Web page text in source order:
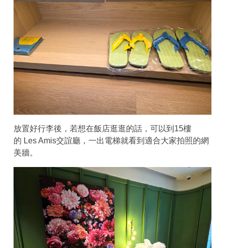
放置好行李後，若想在飯店逛逛的話，可以到15樓
的 Les Amis交誼廳，一出電梯就看到適合大家拍照的網
美牆。